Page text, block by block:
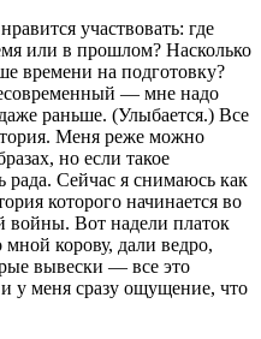
участвовать: где
или в прош­лом? Насколько
времени на подго­товку?
— мне надо
раньше. (Улыбается.) Все
Меня реже мож­но
но если такое
рада. Сейчас я снима­юсь как
которого на­чинается во
войны. Вот надели платок
ко­рову, дали ведро,
вывески — все это
у меня сразу ощущение, что